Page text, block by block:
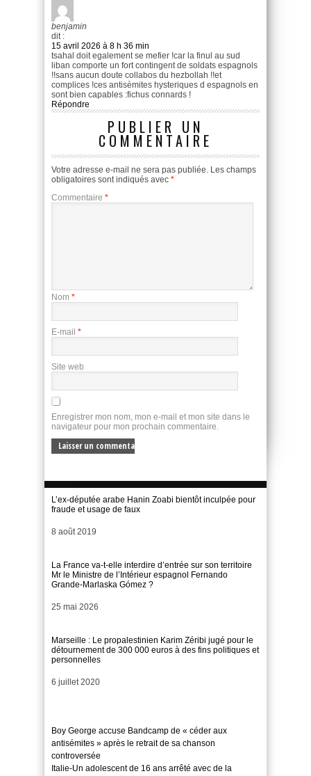
benjamin
dit :
15 avril 2026 à 8 h 36 min
tsahal doit egalement se mefier !car la finul au sud
liban comporte un fort contingent de soldats espagnols
!!sans aucun doute collabos du hezbollah !!et
complices !ces antisèmites hysteriques d espagnols en
sont bien capables :fichus connards !
Répondre
PUBLIER UN
COMMENTAIRE
Votre adresse e-mail ne sera pas publiée. Les champs
obligatoires sont indiqués avec *
Commentaire *
Nom *
E-mail *
Site web
Enregistrer mon nom, mon e-mail et mon site dans le
navigateur pour mon prochain commentaire.
L’ex-députée arabe Hanin Zoabi bientôt inculpée pour
fraude et usage de faux
Date
8 août 2019
La France va-t-elle interdire d’entrée sur son territoire
Mr le Ministre de l’Intérieur espagnol Fernando
Grande-Marlaska Gómez ?
Date
25 mai 2026
Marseille : Le propalestinien Karim Zéribi jugé pour le
détournement de 300 000 euros à des fins politiques et
personnelles
Date
6 juillet 2020
Boy George accuse Bandcamp de « céder aux
antisémites » après le retrait de sa chanson
controversée
Italie-Un adolescent de 16 ans arrêté avec de la